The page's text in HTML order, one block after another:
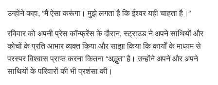
उन्होंने कहा, “मैं ऐसा करूंगा। मुझे लगता है कि ईश्वर यही चाहता है।”
रविवार को अपनी प्रेस कॉन्फ्रेंस के दौरान, स्ट्राउड ने अपने साथियों और
कोचों के प्रति आभार व्यक्त किया और साझा किया कि कार्यों के माध्यम से
परस्पर विश्वास प्राप्त करना कितना “अद्भुत” है। उन्होंने अपने और अपने
साथियों के परिवारों की भी प्रशंसा की।